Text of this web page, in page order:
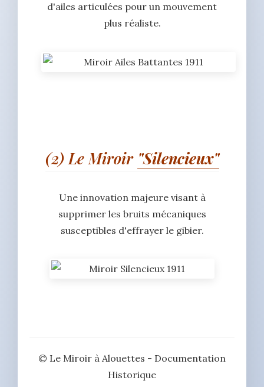
d'ailes articulées pour un mouvement
plus réaliste.
(2) Le Miroir "Silencieux"
Une innovation majeure visant à
supprimer les bruits mécaniques
susceptibles d'effrayer le gibier.
© Le Miroir à Alouettes - Documentation
Historique